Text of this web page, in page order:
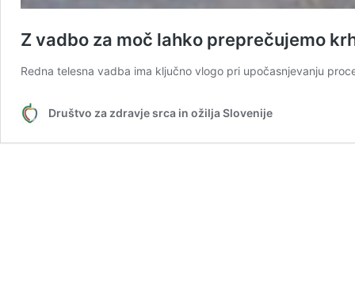
Z vadbo za moč lahko preprečujemo
Redna telesna vadba ima ključno vlogo pri upočasnjevanju
Društvo za zdravje srca in ožilja Slovenije